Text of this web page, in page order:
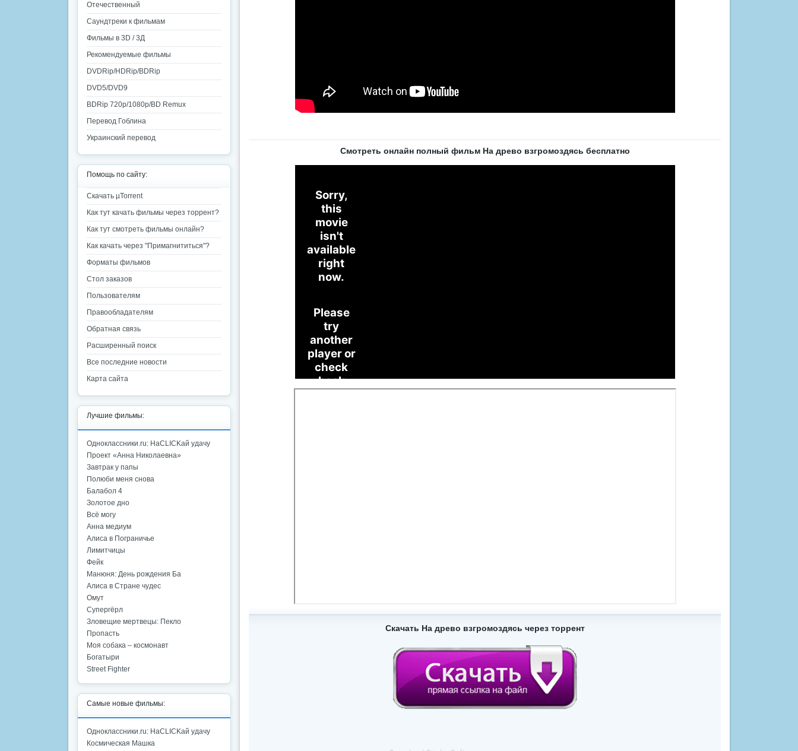
Смотреть онлайн полный фильм На древо взгромоздясь бесплатно
Скачать На древо взгромоздясь через торрент
Отечественный
Саундтреки к фильмам
Фильмы в 3D / 3Д
Рекомендуемые фильмы
DVDRip/HDRip/BDRip
DVD5/DVD9
BDRip 720p/1080p/BD Remux
Перевод Гоблина
Украинский перевод
Помощь по сайту:
Скачать µTorrent
Как тут качать фильмы через торрент?
Как тут смотреть фильмы онлайн?
Как качать через "Примагнититься"?
Форматы фильмов
Стол заказов
Пользователям
Правообладателям
Обратная связь
Расширенный поиск
Все последние новости
Карта сайта
Лучшие фильмы:
Одноклассники.ru: НаCLICKай удачу
Проект «Анна Николаевна»
Завтрак у папы
Полюби меня снова
Балабол 4
Золотое дно
Всё могу
Анна медиум
Алиса в Пограничье
Лимитчицы
Фейк
Манюня: День рождения Ба
Алиса в Стране чудес
Омут
Супергёрл
Зловещие мертвецы: Пекло
Пропасть
Моя собака – космонавт
Богатыри
Street Fighter
Самые новые фильмы:
Одноклассники.ru: НаCLICKай удачу
Космическая Машка